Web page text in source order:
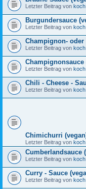
Letzter Beitrag von koch
Burgundersauce
Letzter Beitrag von koch
Champignon- oder
Letzter Beitrag von koch
Champignonsauce
Letzter Beitrag von koch
Chili - Cheese -
Letzter Beitrag von koch
Chimichurri
Letzter Beitrag von koch
Cumberlandsauce
Letzter Beitrag von koch
Curry - Sauce
Letzter Beitrag von koch